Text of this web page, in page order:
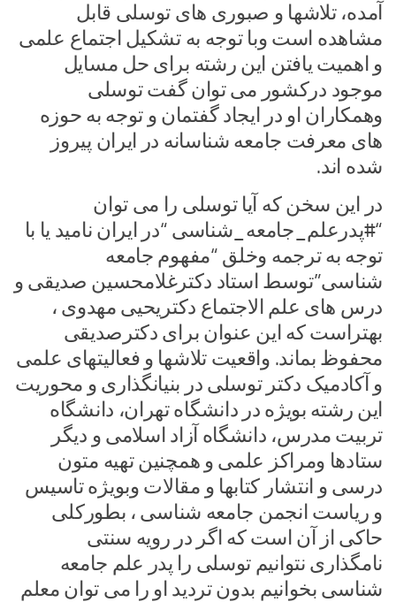
آمده، تلاشها و صبوری های توسلی قابل
مشاهده است وبا توجه به تشکیل اجتماع علمی
و اهمیت یافتن این رشته برای حل مسایل
موجود درکشور می توان گفت توسلی
وهمکاران او در ایجاد گفتمان و توجه به حوزه
های معرفت جامعه شناسانه در ایران پیروز
شده اند.
در این سخن که آیا توسلی را می توان
“#پدرعلم_جامعه_شناسی “در ایران نامید یا با
توجه به ترجمه وخلق “مفهوم جامعه
شناسی”توسط استاد دکترغلامحسین صدیقی و
درس های علم الاجتماع دکتریحیی مهدوی ،
بهتراست که این عنوان برای دکترصدیقی
محفوظ بماند. واقعیت تلاشها و فعالیتهای علمی
و آکادمیک دکتر توسلی در بنیانگذاری و محوریت
این رشته بویژه در دانشگاه تهران، دانشگاه
تربیت مدرس، دانشگاه آزاد اسلامی و دیگر
ستادها ومراکز علمی و همچنین تهیه متون
درسی و انتشار کتابها و مقالات وبویژه تاسیس
و ریاست انجمن جامعه شناسی ، بطورکلی
حاکی از آن است که اگر در رویه سنتی
نامگذاری نتوانیم توسلی را پدر علم جامعه
شناسی بخوانیم بدون تردید او را می توان معلم